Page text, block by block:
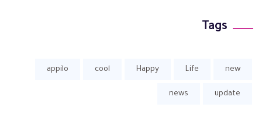
Tags
appilo cool Happy Life new
news update